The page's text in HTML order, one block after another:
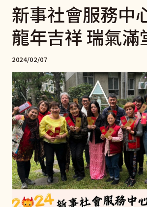
新事社會服務中
龍年吉祥 瑞氣滿
2024/02/07